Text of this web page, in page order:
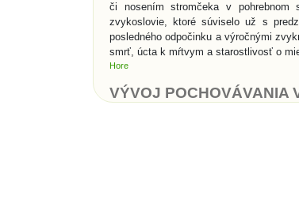
či nosením stromčeka v pohrebnom
zvykoslovie, ktoré súviselo už s
posledného odpočinku a výročnými
smrť, úcta k mŕtvym a starostlivosť o
Hore
VÝVOJ POCHOVÁVANIA